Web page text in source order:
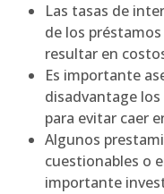
Las tasas de
de los
resultar en
Es importante
disadvantage
para evitar caer
Algunos
cuestionables o
importante